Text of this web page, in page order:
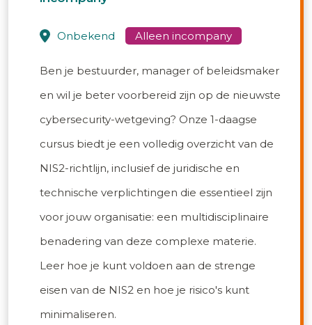
onbekend
Ben je bestuurder, manager of beleidsmaker
en wil je beter voorbereid zijn op de nieuwste
cybersecurity-wetgeving? Onze 1-daagse
cursus biedt je een volledig overzicht van de
NIS2-richtlijn, inclusief de juridische en
technische verplichtingen die essentieel zijn
voor jouw organisatie: een multidisciplinaire
benadering van deze complexe materie.
Leer hoe je kunt voldoen aan de strenge
eisen van de NIS2 en hoe je risico's kunt
minimaliseren.